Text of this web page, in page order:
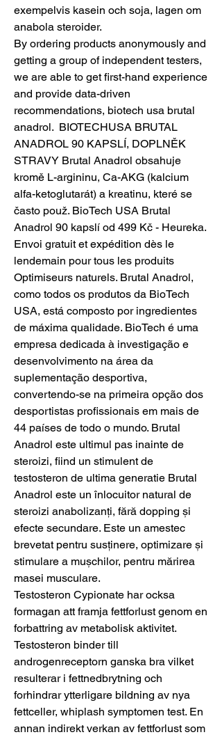
exempelvis kasein och soja, lagen om
anabola steroider.
By ordering products anonymously and
getting a group of independent testers,
we are able to get first-hand experience
and provide data-driven
recommendations, biotech usa brutal
anadrol.  BIOTECHUSA BRUTAL
ANADROL 90 KAPSLÍ, DOPLNĚK
STRAVY Brutal Anadrol obsahuje
kromě L-argininu, Ca-AKG (kalcium
alfa-ketoglutarát) a kreatinu, které se
často použ. BioTech USA Brutal
Anadrol 90 kapslí od 499 Kč - Heureka.
Envoi gratuit et expédition dès le
lendemain pour tous les produits
Optimiseurs naturels. Brutal Anadrol,
como todos os produtos da BioTech
USA, está composto por ingredientes
de máxima qualidade. BioTech é uma
empresa dedicada à investigação e
desenvolvimento na área da
suplementação desportiva,
convertendo-se na primeira opção dos
desportistas profissionais em mais de
44 países de todo o mundo. Brutal
Anadrol este ultimul pas inainte de
steroizi, fiind un stimulent de
testosteron de ultima generatie Brutal
Anadrol este un înlocuitor natural de
steroizi anabolizanți, fără dopping și
efecte secundare. Este un amestec
brevetat pentru susținere, optimizare și
stimulare a mușchilor, pentru mărirea
masei musculare.
Testosteron Cypionate har ocksa
formagan att framja fettforlust genom en
forbattring av metabolisk aktivitet.
Testosteron binder till
androgenreceptorn ganska bra vilket
resulterar i fettnedbrytning och
forhindrar ytterligare bildning av nya
fettceller, whiplash symptomen test. En
annan indirekt verkan av fettforlust som